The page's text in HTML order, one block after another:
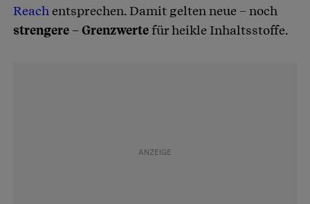
Reachentsprechen. Damit gelten neue – noch
strengere – Grenzwertefür heikle Inhaltsstoffe.